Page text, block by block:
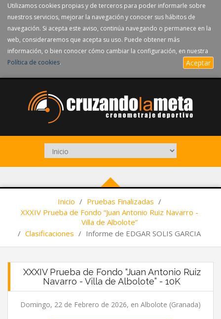
Utilizamos cookies propias y de terceros para poder informarle sobre
nuestros servicios, mejorar la navegación y conocer sus hábitos de
navegación. Si acepta este aviso, continúa navegando o permanece en la
web, consideraremos que acepta su uso. Puede obtener más
información, o bien conocer cómo cambiar la configuración, en nuestra
Política de cookies. Aceptar
Inicio / Pruebas Finalizadas /
XXXIV Prueba de Fondo “Juan Antonio Ruiz Navarro -
Villa de Albolote”
/ Clasificaciones / Informe de EDGAR SOLIS GARCIA
XXXIV Prueba de Fondo “Juan Antonio Ruiz
Navarro - Villa de Albolote” - 10K
Domingo, 22 de Febrero de 2026, en Albolote (Granada)